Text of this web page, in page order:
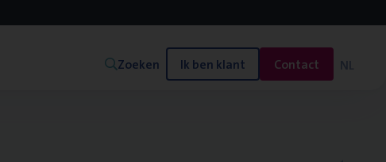
Zoeken Ik ben klant Contact NL